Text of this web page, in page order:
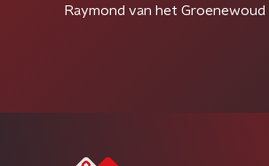
Raymond van het Groenewoud